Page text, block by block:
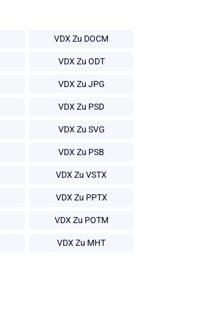
VDX Zu DOCM
VDX Zu ODT
VDX Zu JPG
VDX Zu PSD
VDX Zu SVG
VDX Zu PSB
VDX Zu VSTX
VDX Zu PPTX
VDX Zu POTM
VDX Zu MHT